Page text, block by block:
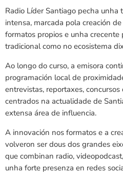
Radio Líder Santiago pecha
intensa, marcada pola creación
formatos propios e unha
tradicional como no ecosistema
Ao longo do curso, a emisora
programación local de
entrevistas, reportaxes,
centrados na actualidade de
extensa área de influencia.
A innovación nos formatos e a
volveron ser dous dos grandes
que combinan radio,
unha forte presenza en redes